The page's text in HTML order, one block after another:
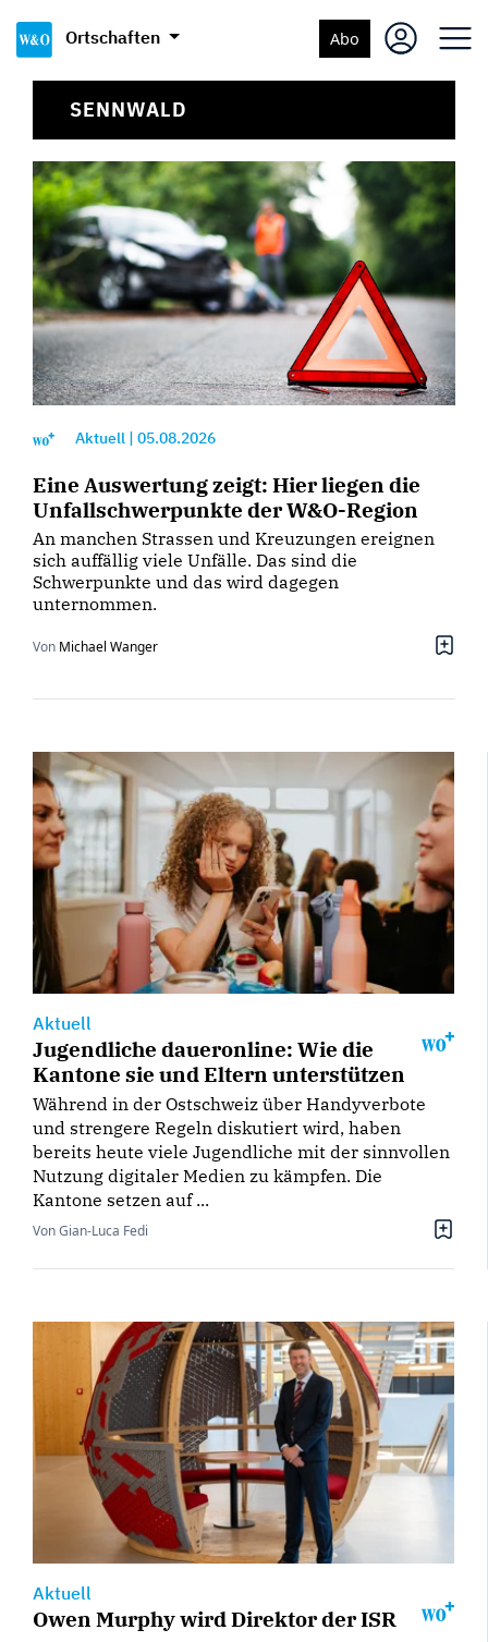
Ortschaften Abo
SENNWALD
Aktuell | 05.08.2026
Eine Auswertung zeigt: Hier liegen die
Unfallschwerpunkte der W&O-Region
An manchen Strassen und Kreuzungen ereignen
sich auffällig viele Unfälle. Das sind die
Schwerpunkte und das wird dagegen
unternommen.
Von Michael Wanger
Aktuell
Jugendliche daueronline: Wie die
Kantone sie und Eltern unterstützen
Während in der Ostschweiz über Handyverbote
und strengere Regeln diskutiert wird, haben
bereits heute viele Jugendliche mit der sinnvollen
Nutzung digitaler Medien zu kämpfen. Die
Kantone setzen auf ...
Von Gian-Luca Fedi
Aktuell
Owen Murphy wird Direktor der ISR